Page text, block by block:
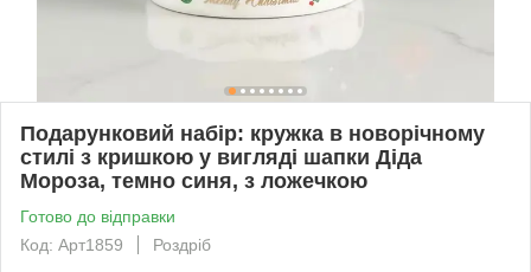
Подарунковий набір: кружка в новорічному
стилі з кришкою у вигляді шапки Діда
Мороза, темно синя, з ложечкою
Готово до відправки
Код: Арт1859
Роздріб